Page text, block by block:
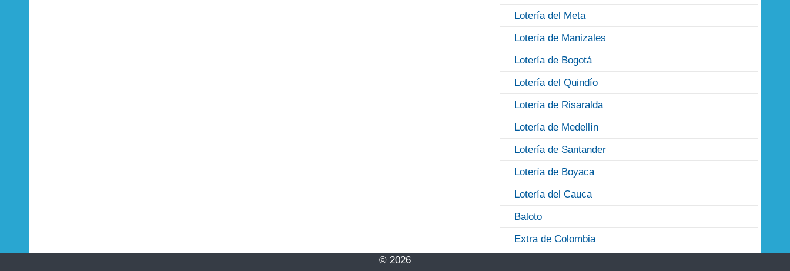
Lotería del Meta
Lotería de Manizales
Lotería de Bogotá
Lotería del Quindío
Lotería de Risaralda
Lotería de Medellín
Lotería de Santander
Lotería de Boyaca
Lotería del Cauca
Baloto
Extra de Colombia
© 2026